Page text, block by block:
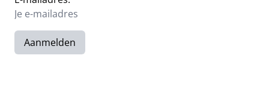
Aanmelden